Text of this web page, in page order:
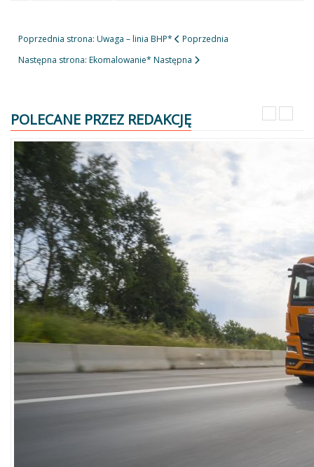
Poprzednia strona: Uwaga – linia BHP*
Poprzednia
Następna strona: Ekomalowanie* Następna
POLECANE PRZEZ REDAKCJĘ